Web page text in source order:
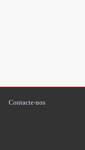
Contacte-nos